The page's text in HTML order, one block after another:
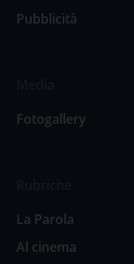
Pubblicità
Fotogallery
La Parola
Al cinema